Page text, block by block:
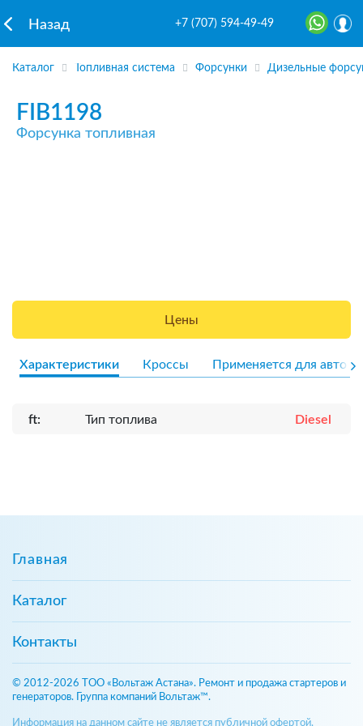
Назад +7 (707) 594-49-49
Каталог Топливная система Форсунки Дизельные
FIB1198
Форсунка топливная
Цены
Характеристики Кроссы Применяется для авто
ft: Тип топлива Diesel
Главная
Каталог
Контакты
© 2012-2026 ТОО «Вольтаж Астана». Ремонт и продажа стартеров и
генераторов. Группа компаний Вольтаж™.
Информация на данном сайте не является публичной офертой,